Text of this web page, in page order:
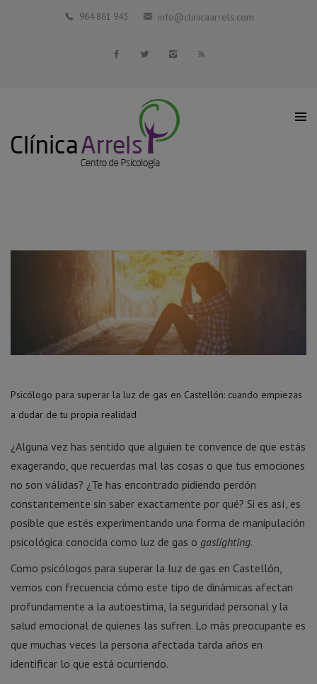
Blog
964 861 943 info@clinicaarrels.com
Psicólogo para superar la luz de gas en Castellón: cuando empiezas
a dudar de tu propia realidad
¿Alguna vez has sentido que alguien te convence de que estás
exagerando, que recuerdas mal las cosas o que tus emociones
no son válidas? ¿Te has encontrado pidiendo perdón
constantemente sin saber exactamente por qué? Si es así, es
posible que estés experimentando una forma de manipulación
psicológica conocida como luz de gas o gaslighting.
Como psicólogos para superar la luz de gas en Castellón,
vemos con frecuencia cómo este tipo de dinámicas afectan
profundamente a la autoestima, la seguridad personal y la
salud emocional de quienes las sufren. Lo más preocupante es
que muchas veces la persona afectada tarda años en
identificar lo que está ocurriendo.